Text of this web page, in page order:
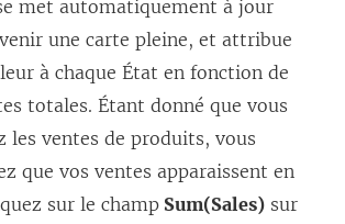
met automatiquement à jour
une carte pleine, et attribue
à chaque État en fonction de
totales. Étant donné que vous
les ventes de produits, vous
que vos ventes apparaissent en
sur le champ Sum(Sales) sur